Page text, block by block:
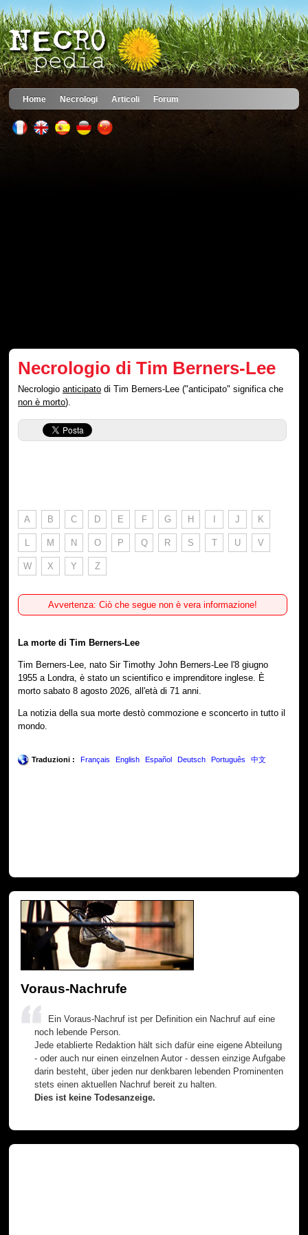
Home Necrologi Articoli Forum
Necrologio di Tim Berners-Lee
Necrologioanticipato di Tim Berners-Lee ("anticipato" significa che
non è morto).
A B C D E F G H I J K
L M N O P Q R S T U V
W X Y Z
Avvertenza: Ciò che segue non è vera informazione!
La morte di Tim Berners-Lee
Tim Berners-Lee, nato Sir Timothy John Berners-Lee l'8 giugno
1955 a Londra, è stato un scientifico e imprenditore inglese. È
morto sabato 8 agosto 2026, all'età di 71 anni.
La notizia della sua morte destò commozione e sconcerto in tutto il
mondo.
Traduzioni : Français English Español Deutsch Português 中文
Voraus-Nachrufe
Ein Voraus-Nachruf ist per Definition ein Nachruf auf eine
noch lebende Person.
Jede etablierte Redaktion hält sich dafür eine eigene Abteilung
- oder auch nur einen einzelnen Autor - dessen einzige Aufgabe
darin besteht, über jeden nur denkbaren lebenden Prominenten
stets einen aktuellen Nachruf bereit zu halten.
Dies ist keine Todesanzeige.